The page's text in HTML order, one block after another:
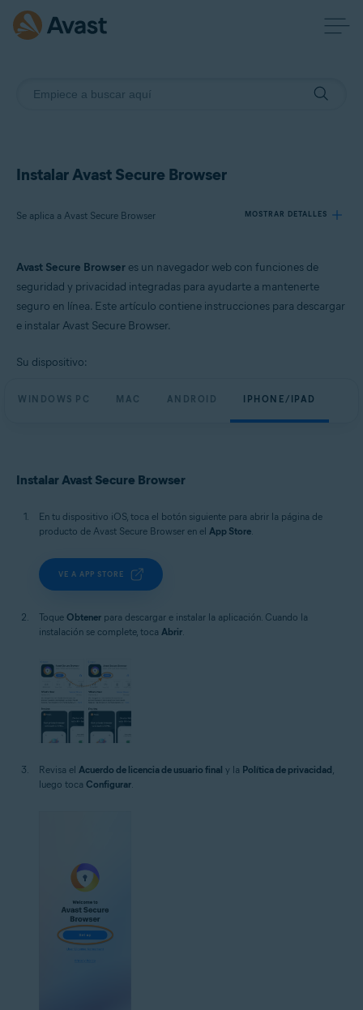
Instalar Avast Secure Browser
Se aplica a Avast Secure Browser MOSTRAR DETALLES
Sistemas operativos:
Windows, macOS, Android y iOS
Avast Secure Browser es un navegador web con funciones de
seguridad y privacidad integradas para ayudarte a mantenerte
seguro en línea. Este artículo contiene instrucciones para descargar
e instalar Avast Secure Browser.
Su dispositivo:
WINDOWS PC MAC ANDROID IPHONE/IPAD
Instalar Avast Secure Browser
En tu dispositivo iOS, toca el botón siguiente para abrir la página de
producto de Avast Secure Browser en el App Store.
VE A APP STORE
Toque Obtener para descargar e instalar la aplicación. Cuando la
instalación se complete, toca Abrir.
Revisa el Acuerdo de licencia de usuario final y la Política de privacidad,
luego toca Configurar.